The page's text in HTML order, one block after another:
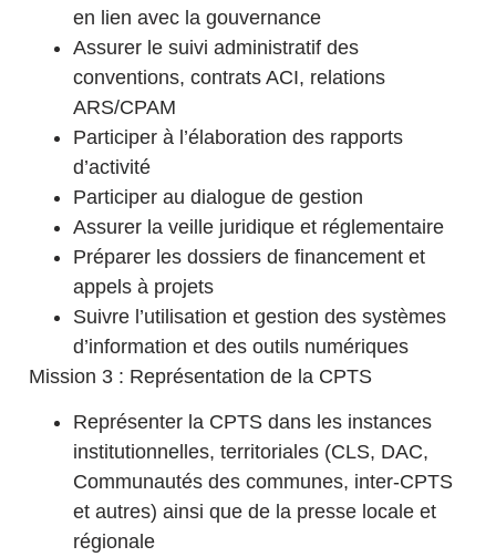
en lien avec la gouvernance
Assurer le suivi administratif des
conventions, contrats ACI, relations
ARS/CPAM
Participer à l’élaboration des rapports
d’activité
Participer au dialogue de gestion
Assurer la veille juridique et réglementaire
Préparer les dossiers de financement et
appels à projets
Suivre l’utilisation et gestion des systèmes
d’information et des outils numériques
Mission 3 : Représentation de la CPTS
Représenter la CPTS dans les instances
institutionnelles, territoriales (CLS, DAC,
Communautés des communes, inter-CPTS
et autres) ainsi que de la presse locale et
régionale